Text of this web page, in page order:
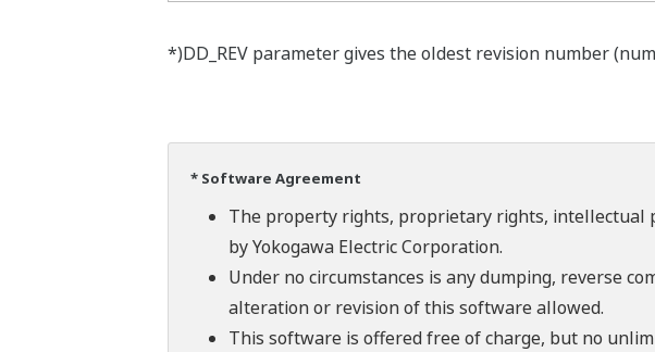
*)DD_REV parameter gives the oldest revision number
* Software Agreement
The property rights, proprietary rights, intellectual
by Yokogawa Electric Corporation.
Under no circumstances is any dumping, reverse
alteration or revision of this software allowed.
This software is offered free of charge, but no